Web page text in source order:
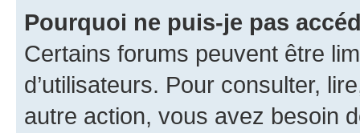
Pourquoi ne puis-je pas
Certains forums peuvent être
d’utilisateurs. Pour consulter,
autre action, vous avez besoin